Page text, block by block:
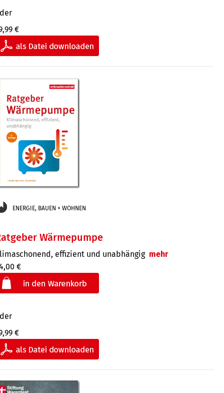
€
ENERGIE, BAUEN + WOHNEN
Wärmepumpe
effizient und unabhängig mehr
€
€